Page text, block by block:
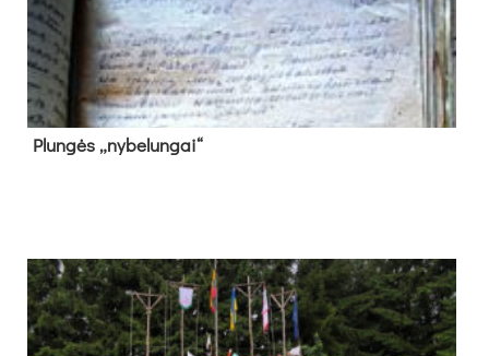
Plun­gės „ny­be­lun­gai“